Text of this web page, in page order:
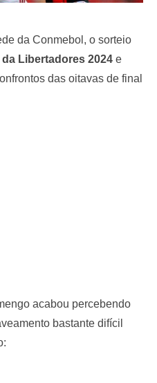
da Conmebol, o sorteio
Libertadores 2024 e
das oitavas de final
acabou percebendo
bastante difícil